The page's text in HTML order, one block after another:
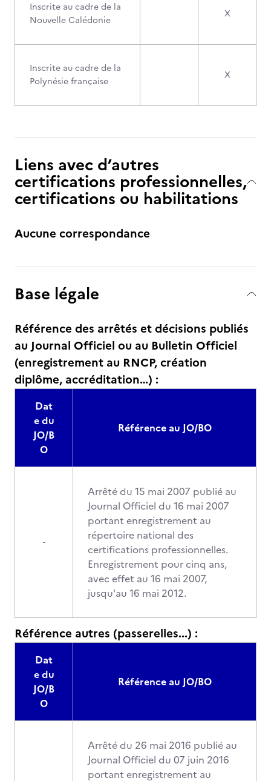
Inscrite au cadre de la
Nouvelle Calédonie
X
Inscrite au cadre de la
Polynésie française
X
Liens avec d’autres
certifications professionnelles,
certifications ou habilitations
Aucune correspondance
Base légale
Référence des arrêtés et décisions publiés
au Journal Officiel ou au Bulletin Officiel
(enregistrement au RNCP, création
diplôme, accréditation…) :
Dat
e du
JO/B
O
Référence au JO/BO
-
Arrêté du 15 mai 2007 publié au
Journal Officiel du 16 mai 2007
portant enregistrement au
répertoire national des
certifications professionnelles.
Enregistrement pour cinq ans,
avec effet au 16 mai 2007,
jusqu'au 16 mai 2012.
Référence autres (passerelles...) :
Dat
e du
JO/B
O
Référence au JO/BO
Arrêté du 26 mai 2016 publié au
Journal Officiel du 07 juin 2016
portant enregistrement au